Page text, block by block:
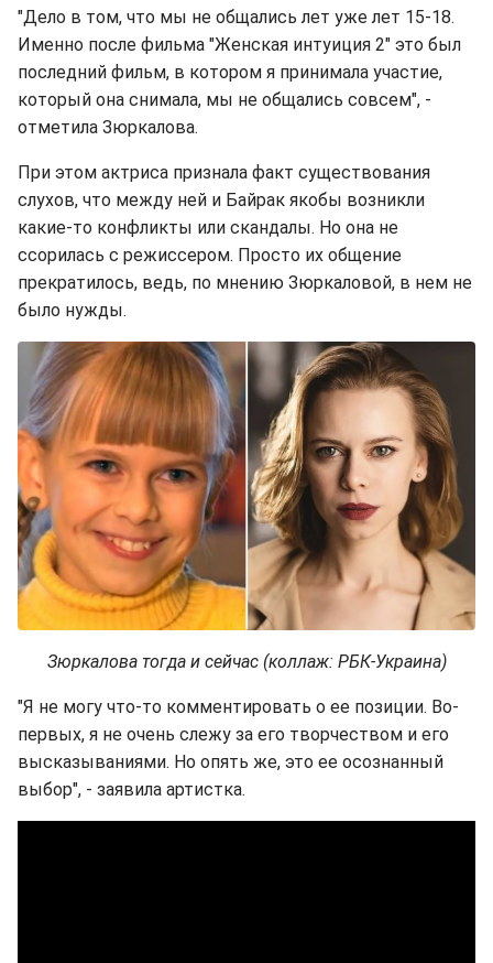
"Дело в том, что мы не общались лет уже лет 15-18.
Именно после фильма "Женская интуиция 2" это был
последний фильм, в котором я принимала участие,
который она снимала, мы не общались совсем", -
отметила Зюркалова.
При этом актриса признала факт существования
слухов, что между ней и Байрак якобы возникли
какие-то конфликты или скандалы. Но она не
ссорилась с режиссером. Просто их общение
прекратилось, ведь, по мнению Зюркаловой, в нем не
было нужды.
Зюркалова тогда и сейчас (коллаж: РБК-Украина)
"Я не могу что-то комментировать о ее позиции. Во-
первых, я не очень слежу за его творчеством и его
высказываниями. Но опять же, это ее осознанный
выбор", - заявила артистка.